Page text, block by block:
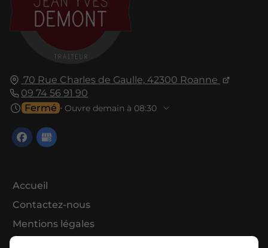
70 Rue Charles de Gaulle, 42300 Roanne
09 74 56 91 90
Fermé ⋅ Ouvre demain à 08:30
Accueil
Contactez-nous
Mentions légales